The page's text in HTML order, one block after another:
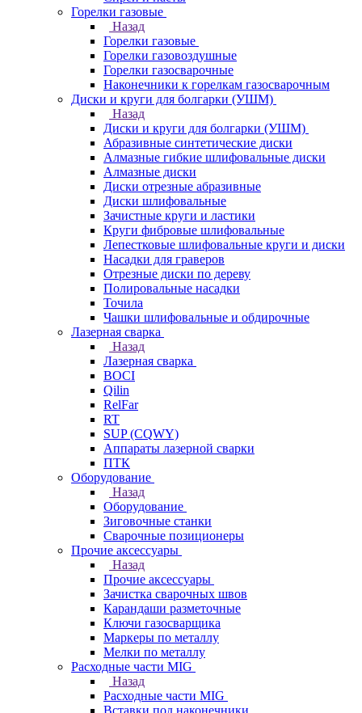
Горелки газовые
Назад
Горелки газовые
Горелки газовоздушные
Горелки газосварочные
Наконечники к горелкам газосварочным
Диски и круги для болгарки (УШМ)
Назад
Диски и круги для болгарки (УШМ)
Абразивные синтетические диски
Алмазные гибкие шлифовальные диски
Алмазные диски
Диски отрезные абразивные
Диски шлифовальные
Зачистные круги и ластики
Круги фибровые шлифовальные
Лепестковые шлифовальные круги и диски
Насадки для граверов
Отрезные диски по дереву
Полировальные насадки
Точила
Чашки шлифовальные и обдирочные
Лазерная сварка
Назад
Лазерная сварка
BOCI
Qilin
RelFar
RT
SUP (CQWY)
Аппараты лазерной сварки
ПТК
Оборудование
Назад
Оборудование
Зиговочные станки
Сварочные позиционеры
Прочие аксессуары
Назад
Прочие аксессуары
Зачистка сварочных швов
Карандаши разметочные
Ключи газосварщика
Маркеры по металлу
Мелки по металлу
Расходные части MIG
Назад
Расходные части MIG
Вставки под наконечники